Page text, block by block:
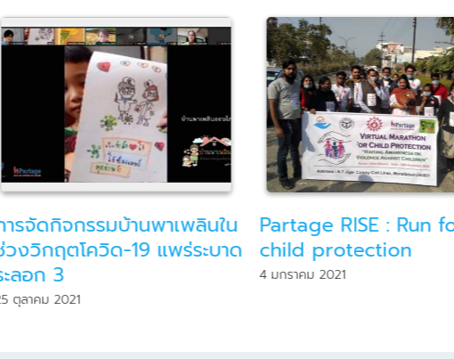
RISE : Run for
protection
มกราคม 2021
อาสาฯพร้อมลุยเพื่อเด็
วิด-19
27 เมษายน 2020